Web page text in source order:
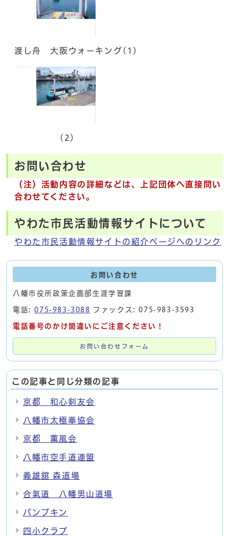
渡し舟 大阪ウォーキング(1)
(2)
お問い合わせ
（注）活動内容の詳細などは、上記団体へ直接問い
合わせてください。
やわた市民活動情報サイトについて
やわた市民活動情報サイトの紹介ページへのリンク
お問い合わせ
八幡市役所政策企画部生涯学習課
電話:075-983-3088 ファックス: 075-983-3593
電話番号のかけ間違いにご注意ください！
お問い合わせフォーム
この記事と同じ分類の記事
京都 和心剣友会
八幡市太極拳協会
京都 薫風会
八幡市空手道連盟
義雄舘 森道場
合氣道 八幡男山道場
パンプキン
四小クラブ